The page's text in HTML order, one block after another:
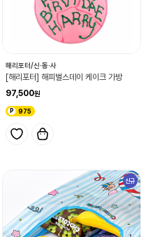
해리포터/신·동·사
[해리포터] 해피벌스데이 케이크 가방
97,500
975
신규